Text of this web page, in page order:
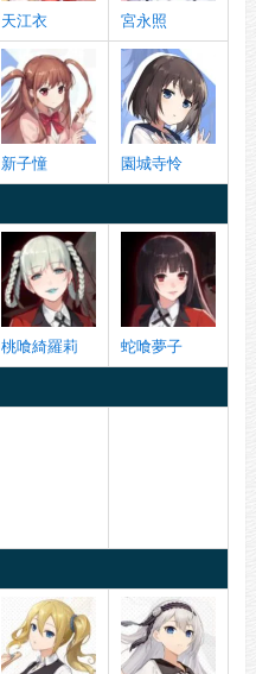
天江衣 宮永照
新子憧 園城寺怜
桃喰綺羅莉 蛇喰夢子